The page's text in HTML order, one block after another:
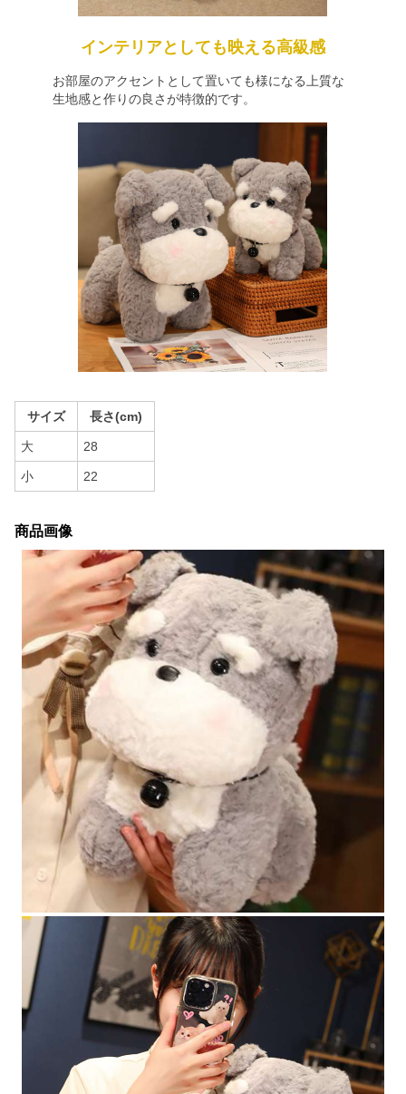
インテリアとしても映える高級感
お部屋のアクセントとして置いても様になる上質な
生地感と作りの良さが特徴的です。
サイズ 長さ(cm)
大 28
小 22
商品画像